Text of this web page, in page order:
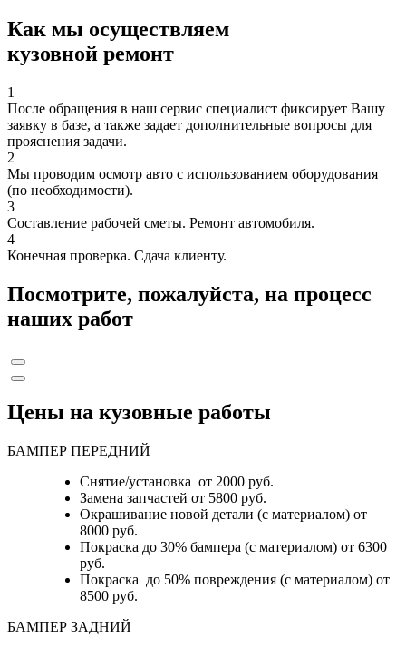
Как мы осуществляем
кузовной ремонт
1
После обращения в наш сервис специалист фиксирует Вашу
заявку в базе, а также задает дополнительные вопросы для
прояснения задачи.
2
Мы проводим осмотр авто с использованием оборудования
(по необходимости).
3
Составление рабочей сметы. Ремонт автомобиля.
4
Конечная проверка. Сдача клиенту.
Посмотрите, пожалуйста, на процесс
наших работ
Цены на кузовные работы
БАМПЕР ПЕРЕДНИЙ
Снятие/установка от 2000 руб.
Замена запчастей от 5800 руб.
Окрашивание новой детали (с материалом) от
8000 руб.
Покраска до 30% бампера (с материалом) от 6300
руб.
Покраска до 50% повреждения (с материалом) от
8500 руб.
БАМПЕР ЗАДНИЙ